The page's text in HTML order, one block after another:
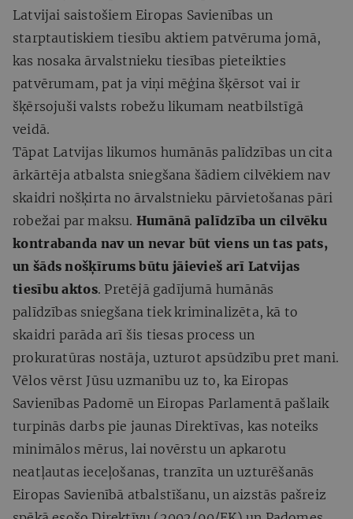
Latvijai saistošiem Eiropas Savienības un
starptautiskiem tiesību aktiem patvēruma jomā,
kas nosaka ārvalstnieku tiesības pieteikties
patvērumam, pat ja viņi mēģina šķērsot vai ir
šķērsojuši valsts robežu likumam neatbilstīgā
veidā.
Tāpat Latvijas likumos humānās palīdzības un cita
ārkārtēja atbalsta sniegšana šādiem cilvēkiem nav
skaidri nošķirta no ārvalstnieku pārvietošanas pāri
robežai par maksu. Humānā palīdzība un cilvēku
kontrabanda nav un nevar būt viens un tas pats,
un šāds nošķīrums būtu jāievieš arī Latvijas
tiesību aktos. Pretējā gadījumā humānās
palīdzības sniegšana tiek kriminalizēta, kā to
skaidri parāda arī šis tiesas process un
prokuratūras nostāja, uzturot apsūdzību pret mani.
Vēlos vērst Jūsu uzmanību uz to, ka Eiropas
Savienības Padomē un Eiropas Parlamentā pašlaik
turpinās darbs pie jaunas Direktīvas, kas noteiks
minimālos mērus, lai novērstu un apkarotu
neatļautas ieceļošanas, tranzīta un uzturēšanās
Eiropas Savienībā atbalstīšanu, un aizstās pašreiz